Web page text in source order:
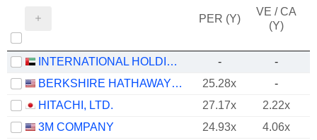
PER (Y)
VE / CA
(Y)
INTERNATIONAL HOLDING COMPANY -
-
BERKSHIRE HATHAWAY INC.
25.28x
-
HITACHI, LTD.
27.17x 2.22x
3M COMPANY
24.93x 4.06x